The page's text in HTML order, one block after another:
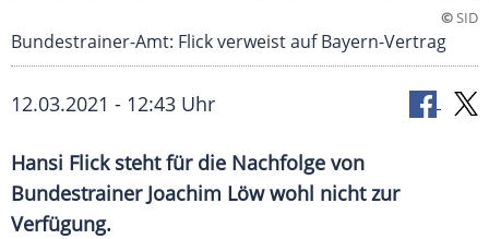
©SID
Bundestrainer-Amt: Flick verweist auf Bayern-Vertrag
12.03.2021 - 12:43 Uhr
Hansi Flicksteht für die Nachfolge von
Bundestrainer Joachim Löwwohl nicht zur
Verfügung.